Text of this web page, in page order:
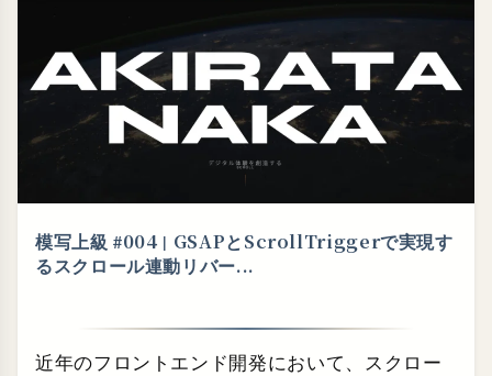
模写上級 #004 | GSAPとScrollTriggerで実現す
るスクロール連動リバー...
近年のフロントエンド開発において、スクロー